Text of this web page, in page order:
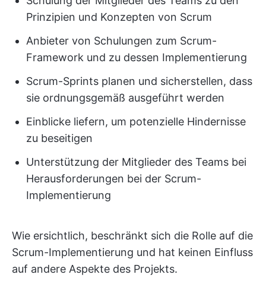
Prinzipien und Konzepten von Scrum
Anbieter von Schulungen zum Scrum-
Framework und zu dessen Implementierung
Scrum-Sprints planen und sicherstellen, dass
sie ordnungsgemäß ausgeführt werden
Einblicke liefern, um potenzielle Hindernisse
zu beseitigen
Unterstützung der Mitglieder des Teams bei
Herausforderungen bei der Scrum-
Implementierung
Wie ersichtlich, beschränkt sich die Rolle auf die
Scrum-Implementierung und hat keinen Einfluss
auf andere Aspekte des Projekts.